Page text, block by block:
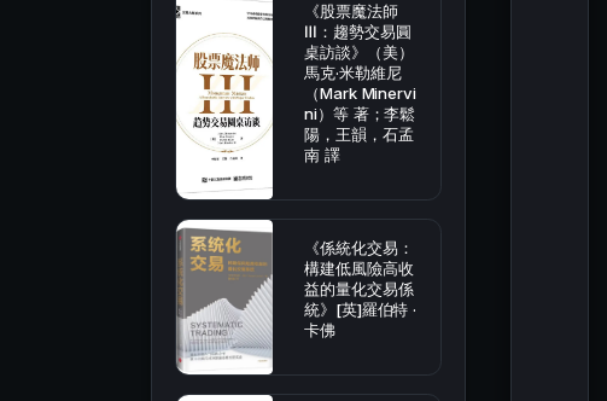
《股票魔法師
Ⅲ：趨勢交易圓
桌訪談》（美）
馬克·米勒維尼
（Mark Minervi
ni）等 著；李鬆
陽，王韻，石孟
南 譯
《係統化交易：
構建低風險高收
益的量化交易係
統》[英]羅伯特 ·
卡佛